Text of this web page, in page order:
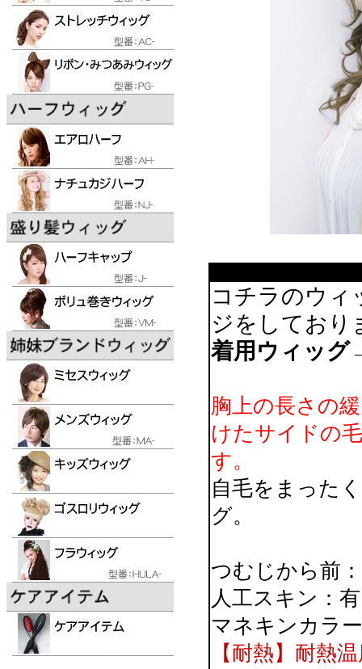
コチラのウィ
ジをしており
着用ウィッグ
胸上の長さの
けたサイドの
す。
自毛をまった
グ。
つむじから前
人工スキン：有
マネキンカラ
【耐熱】耐熱